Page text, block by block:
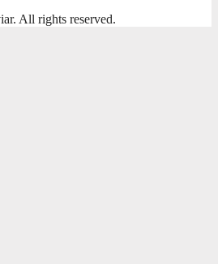
All rights reserved.